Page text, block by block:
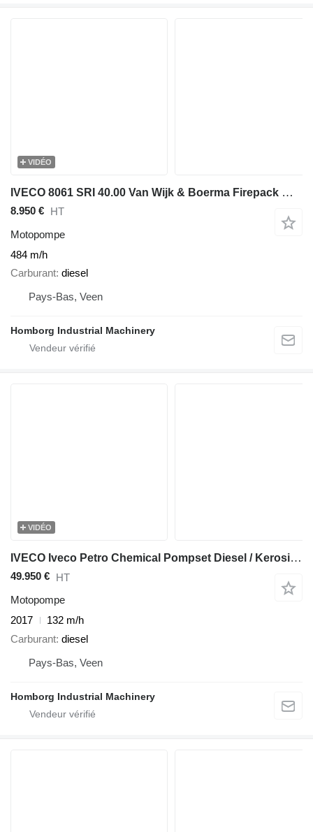
VIDÉO
IVECO 8061 SRI 40.00 Van Wijk & Boerma Firepack Waterpomp 450 m3 / h A
8.950 € HT
Motopompe
484 m/h
Carburant diesel
Pays-Bas, Veen
Homborg Industrial Machinery
VIDÉO
IVECO Iveco Petro Chemical Pompset Diesel / Kerosine / Crude Oil max
49.950 € HT
Motopompe
2017
132 m/h
Carburant diesel
Pays-Bas, Veen
Homborg Industrial Machinery